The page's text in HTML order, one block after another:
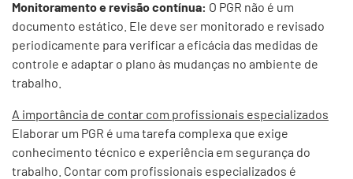
Monitoramento e revisão contínua: O PGR não é um
documento estático. Ele deve ser monitorado e revisado
periodicamente para verificar a eficácia das medidas de
controle e adaptar o plano às mudanças no ambiente de
trabalho.
A importância de contar com profissionais especializados
Elaborar um PGR é uma tarefa complexa que exige
conhecimento técnico e experiência em segurança do
trabalho. Contar com profissionais especializados é